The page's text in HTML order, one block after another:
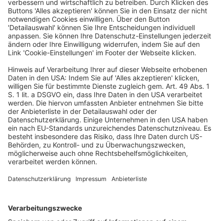
dabei ergebenden Leistungsort vor Inkrafttreten des §
3a Abs. 5 UStG i.d.F. ab 01.01.2015 (Folgeentscheidung
zum EuGH-Urteil Xyrality vom 09.10.2025 – C-101/24,
EU:C:2025:764).
2. § 14c Abs. 1 UStG begründet bei einer
Rechnungserteilung an Endverbraucher keine
Steuerschuld (Änderung der Rechtsprechung).
BFH, Urteil vom 26.3.2026 – V R 46/25 (XI R 10/20)
(Amtliche Leitsätze)
Appstore Besteuerung